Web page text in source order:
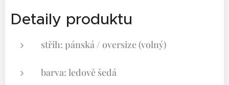
Detaily produktu
střih: pánská / oversize (volný)
barva: ledově šedá